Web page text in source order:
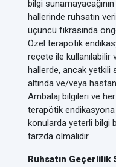
bilgi
hallerinde ruhsatın
üçüncü fıkrasında
Özel terapötik
reçete ile kullanılabilir
hallerde, ancak yetkili
altında ve/veya
Ambalaj bilgileri ve
terapötik endikasyona
konularda yeterli bilgi
tarzda olmalıdır.
Ruhsatın Geçerlilik